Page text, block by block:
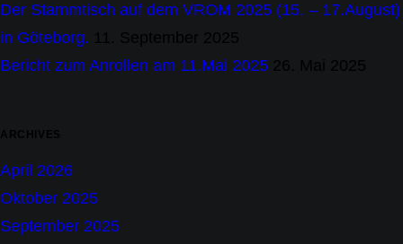
Der Stammtisch auf dem VROM 2025 (15. – 17.August)
in Göteborg. 11. September 2025
Bericht zum Anrollen am 11.Mai 2025 26. Mai 2025
ARCHIVES
April 2026
Oktober 2025
September 2025